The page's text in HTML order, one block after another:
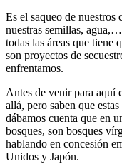
Es el saqueo de nuestros
nuestras semillas,
todas las áreas que tiene
son proyectos de
enfrentamos.
Antes de venir para aquí
allá, pero saben que
dábamos cuenta que en
bosques, son bosques
hablando en concesión
Unidos y Japón.